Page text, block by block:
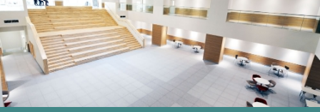
生徒数・教職員数
一貫校の流れ
卒業生インタビュー
校舎情報
メディアライブラリー